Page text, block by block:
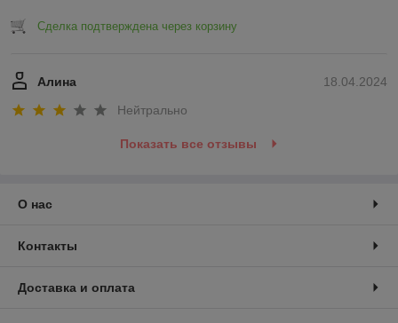
Сделка подтверждена через корзину
18.04.2024
Алина
Нейтрально
Показать все отзывы
О нас
Контакты
Доставка и оплата